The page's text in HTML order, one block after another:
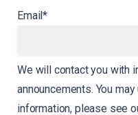
Email*
We will contact you with
announcements. You
information, please see